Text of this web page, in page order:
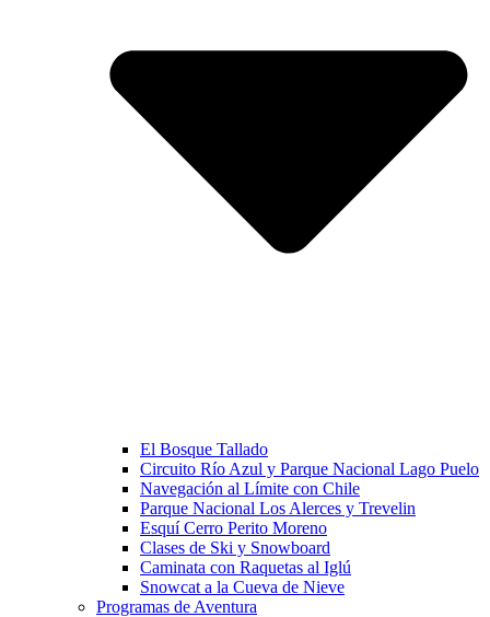
El Bosque Tallado
Circuito Río Azul y Parque Nacional Lago Puelo
Navegación al Límite con Chile
Parque Nacional Los Alerces y Trevelin
Esquí Cerro Perito Moreno
Clases de Ski y Snowboard
Caminata con Raquetas al Iglú
Snowcat a la Cueva de Nieve
Programas de Aventura